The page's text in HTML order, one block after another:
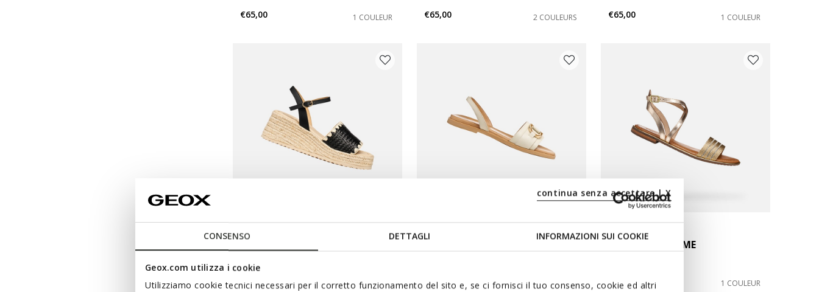
CONSENSO DETTAGLI INFORMAZIONI SUI COOKIE
Geox.com utilizza i cookie
Utilizziamo cookie tecnici necessari per il corretto funzionamento del sito e, se ci fornisci il tuo consenso, cookie ed altri
continua senza accettare | X
€65,00
1 COULEUR
€65,00
2 COULEURS
€65,00
1 COULEUR
€69,00
2 COULEURS
€79,00
2 COULEURS
SOZY PLUS FEMME
€65,00
1 COULEUR